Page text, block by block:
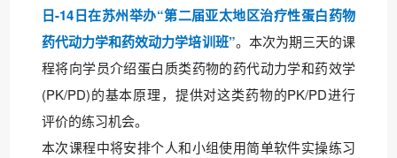
日-14日在苏州举办“第二届亚太地区治疗性蛋白药物
药代动力学和药效动力学培训班”。本次为期三天的课
程将向学员介绍蛋白质类药物的药代动力学和药效学
(PK/PD)的基本原理，提供对这类药物的PK/PD进行
评价的练习机会。
本次课程中将安排个人和小组使用简单软件实操练习